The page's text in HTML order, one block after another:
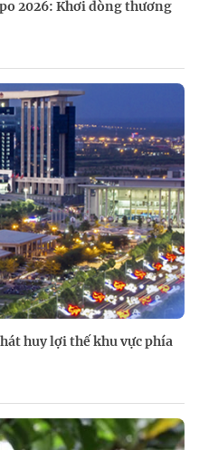
2026: Khơi dòng thương
huy lợi thế khu vực phía